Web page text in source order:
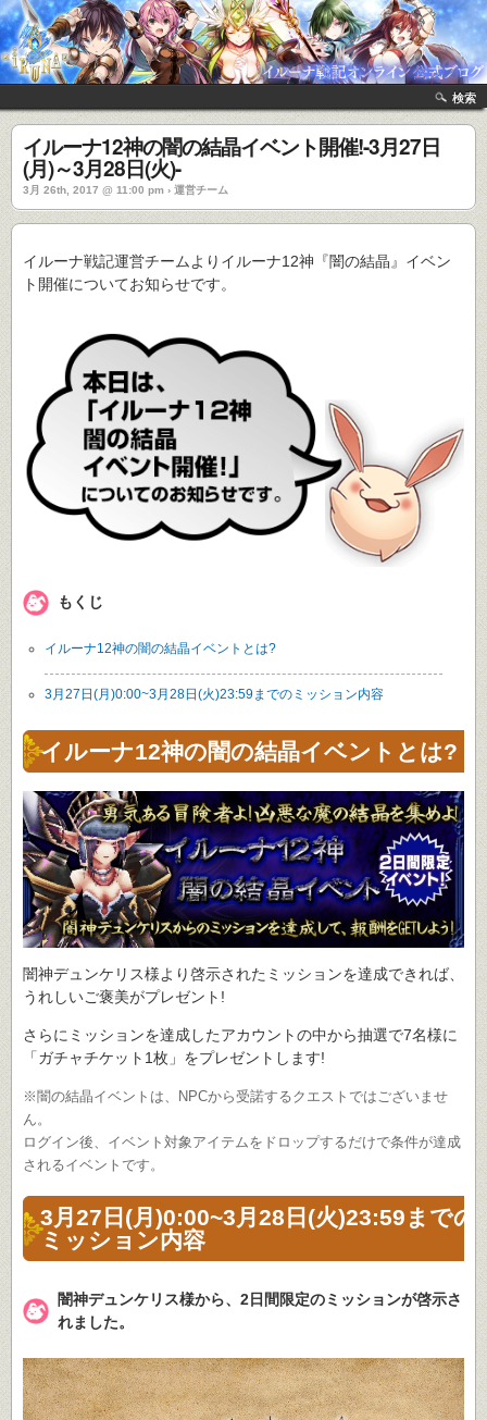
検索
イルーナ12神の闇の結晶イベント開催!-3月27日
(月)～3月28日(火)-
3月 26th, 2017 @ 11:00 pm › 運営チーム
イルーナ戦記運営チームよりイルーナ12神『闇の結晶』イベン
ト開催についてお知らせです。
もくじ
イルーナ12神の闇の結晶イベントとは?
3月27日(月)0:00~3月28日(火)23:59までのミッション内容
イルーナ12神の闇の結晶イベントとは?
闇神デュンケリス様より啓示されたミッションを達成できれば、
うれしいご褒美がプレゼント!
さらにミッションを達成したアカウントの中から抽選で7名様に
「ガチャチケット1枚」をプレゼントします!
※闇の結晶イベントは、NPCから受諾するクエストではございませ
ん。
ログイン後、イベント対象アイテムをドロップするだけで条件が達成
されるイベントです。
3月27日(月)0:00~3月28日(火)23:59までの
ミッション内容
闇神デュンケリス様から、2日間限定のミッションが啓示さ
れました。